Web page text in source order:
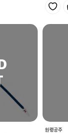
원령공주